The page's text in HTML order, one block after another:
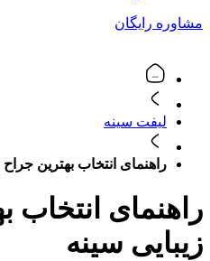
مشاوره رایگان
لیفت سینه
راهنمای انتخاب بهترین جراح
راهنمای انتخاب
زیبایی سینه